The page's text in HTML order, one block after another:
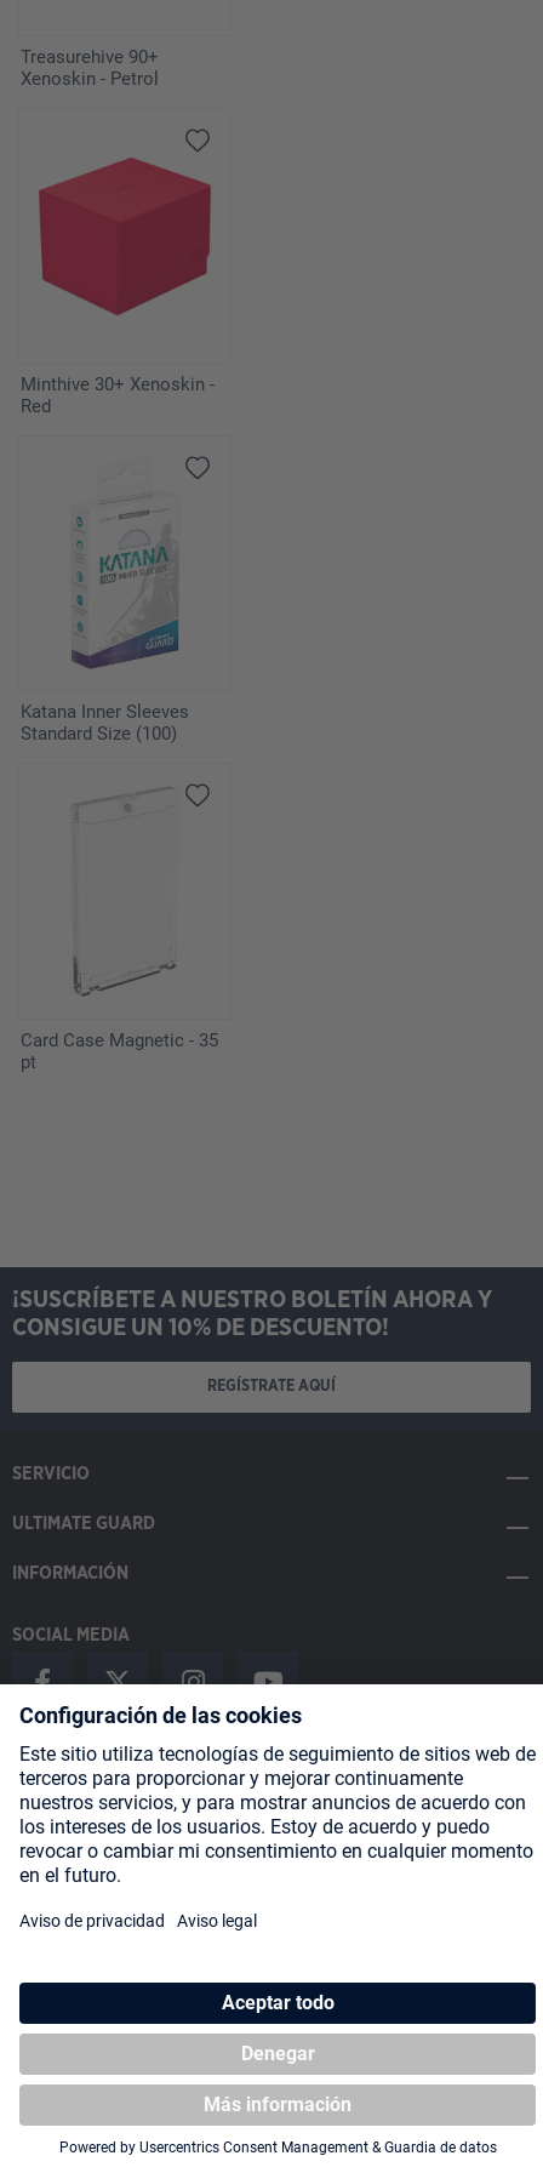
Treasurehive 90+
Xenoskin - Petrol
Minthive 30+ Xenoskin -
Red
Katana Inner Sleeves
Standard Size (100)
Card Case Magnetic - 35
pt
¡SUSCRÍBETE A NUESTRO BOLETÍN AHORA Y
CONSIGUE UN 10% DE DESCUENTO!
REGÍSTRATE AQUÍ
SERVICIO
ULTIMATE GUARD
INFORMACIÓN
SOCIAL MEDIA
Payment Methods
Shipping
* Todos los precios incluyen IVA másgastos de envíoy posibles
gastos de envío, si no se indica lo contrario.